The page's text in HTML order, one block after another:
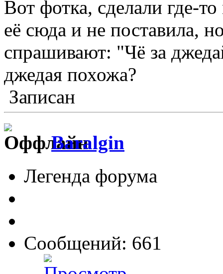
Вот фотка, сделали где-
её сюда и не поставила,
спрашивают: "Чё за
джедая похожа?
Записан
Baralgin
Легенда форума
Сообщений: 661